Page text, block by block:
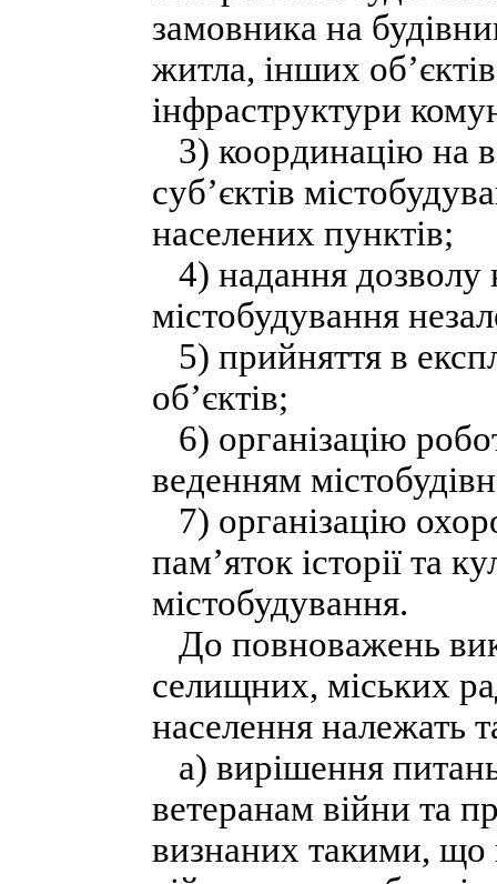
замовника на
житла, інших
інфраструктури
3) координацію на
суб’єктів
населених пунктів;
4) надання дозволу
містобудування
5) прийняття в
об’єктів;
6) організацію
веденням
7) організацію
пам’яток історії та
містобудування.
До повноважень
селищних, міських
населення належать
а) вирішення
ветеранам війни та
визнаних такими, що